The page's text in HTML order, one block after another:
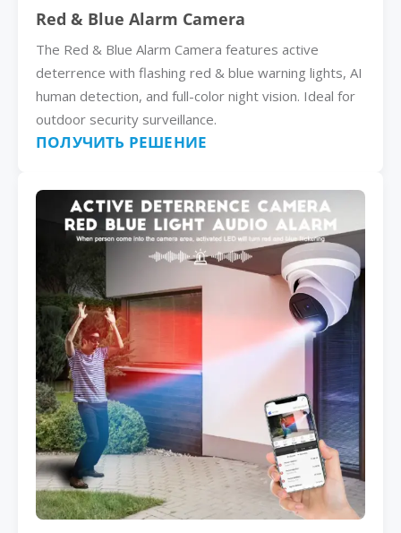
Red & Blue Alarm Camera
The Red & Blue Alarm Camera features active
deterrence with flashing red & blue warning lights, AI
human detection, and full-color night vision. Ideal for
outdoor security surveillance.
ПОЛУЧИТЬ РЕШЕНИЕ